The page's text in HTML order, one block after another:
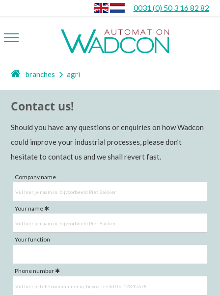
0031 (0) 50 3 16 82 82
branches agri
Contact us!
Should you have any questions or enquiries on how Wadcon
could improve your industrial processes, please don’t
hesitate to contact us and we shall revert fast.
Company name
Your name
Your function
Phone number